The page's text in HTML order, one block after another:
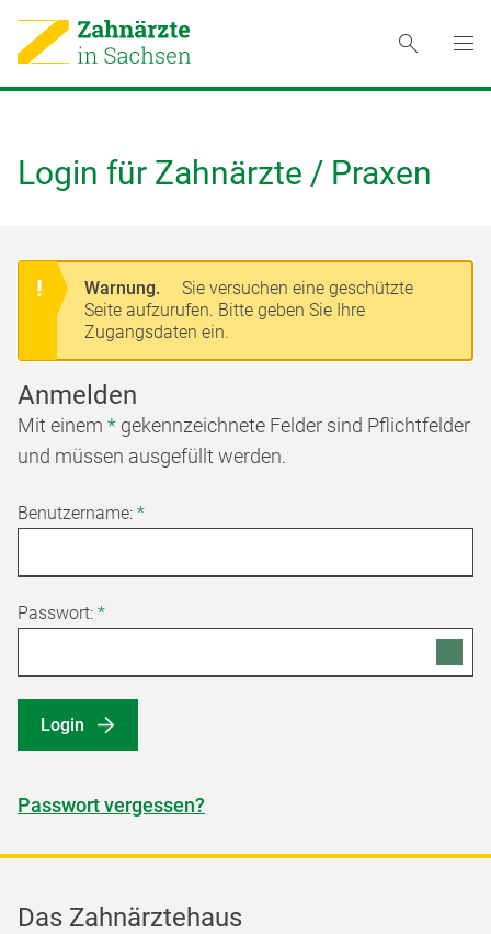
Login für Zahnärzte / Praxen
Warnung.
Sie versuchen eine geschützte
Seite aufzurufen. Bitte geben Sie Ihre
Zugangsdaten ein.
Anmelden
Mit einem * gekennzeichnete Felder sind Pflichtfelder
und müssen ausgefüllt werden.
Benutzername: *
Passwort: *
Login
Passwort vergessen?
Das Zahnärztehaus